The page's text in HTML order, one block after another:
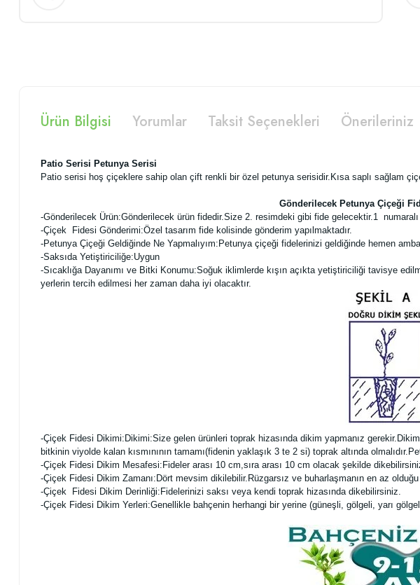
Ürün Bilgisi Yorumlar Taksit Seçenekleri Önerileriniz
Patio Serisi Petunya Serisi
Patio serisi hoş çiçeklere sahip olan çift renkli bir özel petunya serisidir.Kısa saplı sağlam
Gönderilecek Petunya Çiçeği
-Gönderilecek Ürün:Gönderilecek ürün fidedir.Size 2. resimdeki gibi fide gelecektir.1
-Çiçek Fidesi Gönderimi:Özel tasarım fide kolisinde gönderim yapılmaktadır.
-Petunya Çiçeği Geldiğinde Ne Yapmalıyım:Petunya çiçeği fidelerinizi geldiğinde hemen
-Saksıda Yetiştiriciliğe:Uygun
-Sıcaklığa Dayanımı ve Bitki Konumu:Soğuk iklimlerde kışın açıkta yetiştiriciliği tavisye
yerlerin tercih edilmesi her zaman daha iyi olacaktır.
-Çiçek Fidesi Dikimi: Dikimi:Size gelen ürünleri toprak hizasında dikim yapmanız
bitkinin viyolde kalan kısmınının tamamı(fidenin yaklaşık 3 te 2 si) toprak altında
-Çiçek Fidesi Dikim Mesafesi:Fideler arası 10 cm,sıra arası 10 cm olacak şekilde
-Çiçek Fidesi Dikim Zamanı:Dört mevsim dikilebilir.Rüzgarsız ve buharlaşmanın en az
-Çiçek Fidesi Dikim Derinliği:Fidelerinizi saksı veya kendi toprak hizasında dikebilirsiniz.
-Çiçek Fidesi Dikim Yerleri:Genellikle bahçenin herhangi bir yerine (güneşli, gölgeli, yarı